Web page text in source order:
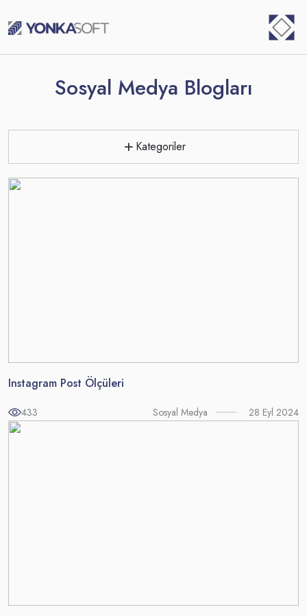
content
Sosyal Medya Blogları
Kategoriler
Instagram Post Ölçüleri
433 Sosyal Medya 28 Eyl 2024